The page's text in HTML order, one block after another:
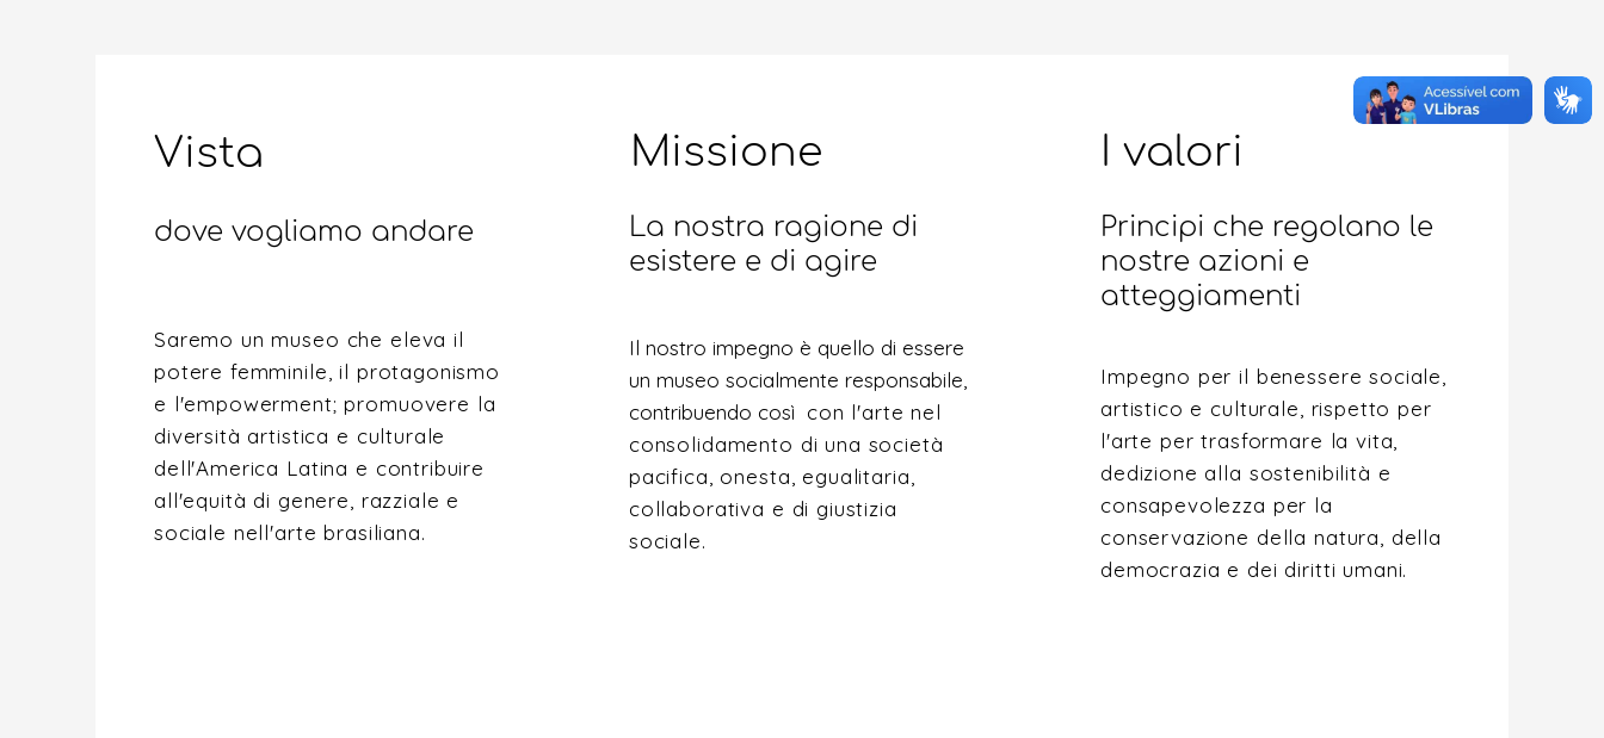
Vista
dove vogliamo andare
Saremo un museo che eleva il
potere femminile, il protagonismo
e l'empowerment; promuovere la
diversità artistica e culturale
dell'America Latina e contribuire
all'equità di genere, razziale e
sociale nell'arte brasiliana.
Missione
La nostra ragione di
esistere e di agire
Il nostro impegno è quello di essere
un museo socialmente responsabile,
contribuendo così con l'arte nel
consolidamento di una società
pacifica, onesta, egualitaria,
collaborativa e di giustizia
sociale.
I valori
Principi che regolano le
nostre azioni e
atteggiamenti
Impegno per il benessere sociale,
artistico e culturale, rispetto per
l'arte per trasformare la vita,
dedizione alla sostenibilità e
consapevolezza per la
conservazione della natura, della
democrazia e dei diritti umani.